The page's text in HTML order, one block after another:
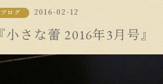
ブログ 2016-02-12
『小さな蕾 2016年3月号』